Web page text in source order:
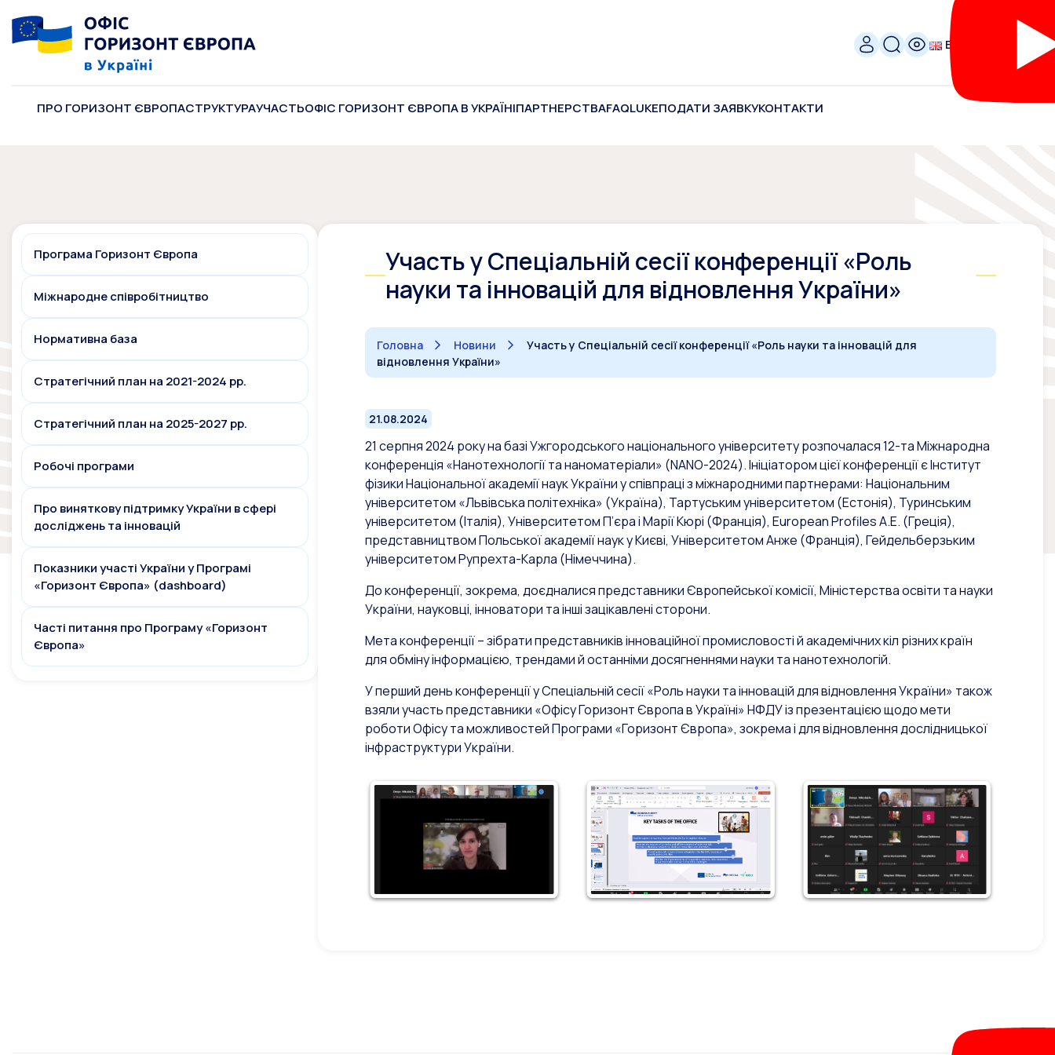
ENG
ПРО ГОРИЗОНТ ЄВРОПАСТРУКТУРАУЧАСТЬОФІС ГОРИЗОНТ ЄВРОПА В УКРАЇНІПАРТНЕРСТВАFAQLUKEПОДАТИ ЗАЯВКУКОНТАКТИ
Програма Горизонт Європа
Міжнародне співробітництво
Нормативна база
Стратегічний план на 2021-2024 рр.
Стратегічний план на 2025-2027 рр.
Робочі програми
Про виняткову підтримку України в сфері
досліджень та інновацій
Показники участі України у Програмі
«Горизонт Європа» (dashboard)
Часті питання про Програму «Горизонт
Європа»
Участь у Спеціальній сесії конференції «Роль
науки та інновацій для відновлення України»
Головна Новини
Участь у Спеціальній сесії конференції «Роль науки та інновацій для
відновлення України»
21.08.2024
21 серпня 2024 року на базі Ужгородського національного університету розпочалася 12-та Міжнародна
конференція «Нанотехнології та наноматеріали» (NANO-2024). Ініціатором цієї конференції є Інститут
фізики Національної академії наук України у співпраці з міжнародними партнерами: Національним
університетом «Львівська політехніка» (Україна), Тартуським університетом (Естонія), Туринським
університетом (Італія), Університетом П’єра і Марії Кюрі (Франція), European Profiles A.E. (Греція),
представництвом Польської академії наук у Києві, Університетом Анже (Франція), Гейдельберзьким
університетом Рупрехта-Карла (Німеччина).
До конференції, зокрема, доєдналися представники Європейської комісії, Міністерства освіти та науки
України, науковці, інноватори та інші зацікавлені сторони.
Мета конференції – зібрати представників інноваційної промисловості й академічних кіл різних країн
для обміну інформацією, трендами й останніми досягненнями науки та нанотехнологій.
У перший день конференції у Спеціальній сесії«Роль науки та інновацій для відновлення України» також
взяли участь представники «Офісу Горизонт Європа в Україні» НФДУ із презентацією щодо мети
роботи Офісу та можливостей Програми «Горизонт Європа», зокрема і для відновлення дослідницької
інфраструктури України.